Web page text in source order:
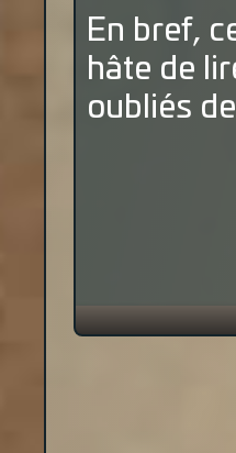
En bref,
hâte de
oubliés